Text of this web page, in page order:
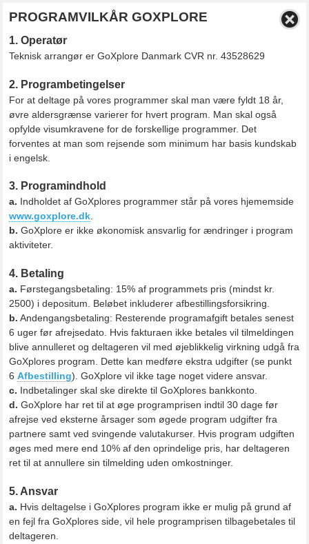
PROGRAMVILKÅR GOXPLORE
1. Operatør
Teknisk arrangør er GoXplore Danmark CVR nr. 43528629
2. Programbetingelser
For at deltage på vores programmer skal man være fyldt 18 år,
øvre aldersgrænse varierer for hvert program. Man skal også
opfylde visumkravene for de forskellige programmer. Det
forventes at man som rejsende som minimum har basis kundskab
i engelsk.
3. Programindhold
a. Indholdet af GoXplores programmer står på vores hjememside
www.goxplore.dk.
b. GoXplore er ikke økonomisk ansvarlig for ændringer i program
aktiviteter.
4. Betaling
a. Førstegangsbetaling: 15% af programmets pris (mindst kr.
2500) i depositum. Beløbet inkluderer afbestillingsforsikring.
b. Andengangsbetaling: Resterende programafgift betales senest
6 uger før afrejsedato. Hvis fakturaen ikke betales vil tilmeldingen
blive annulleret og deltageren vil med øjeblikkelig virkning udgå fra
GoXplores program. Dette kan medføre ekstra udgifter (se punkt
6Afbestilling). GoXplore vil ikke tage noget videre ansvar.
c. Indbetalinger skal ske direkte til GoXplores bankkonto.
d. GoXplore har ret til at øge programprisen indtil 30 dage før
afrejse ved eksterne årsager som øgede program udgifter fra
partnere samt ved svingende valutakurser. Hvis program udgiften
øges med mere end 10% af den oprindelige pris, har deltageren
ret til at annullere sin tilmelding uden omkostninger.
5. Ansvar
a. Hvis deltagelse i GoXplores program ikke er mulig på grund af
en fejl fra GoXplores side, vil hele programprisen tilbagebetales til
deltageren.